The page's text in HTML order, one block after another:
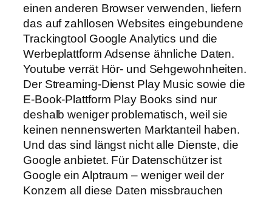
einen anderen Browser verwenden, liefern
das auf zahllosen Websites eingebundene
Trackingtool Google Analytics und die
Werbeplattform Adsense ähnliche Daten.
You­tube verrät Hör- und Sehgewohnheiten.
Der Streaming-Dienst Play Music sowie die
E-Book-Plattform Play Books sind nur
deshalb weniger problematisch, weil sie
keinen nennenswerten Marktanteil haben.
Und das sind längst nicht alle Dienste, die
Google anbietet. Für Datenschützer ist
Google ein Alptraum – weniger weil der
Konzern all diese Daten missbrauchen